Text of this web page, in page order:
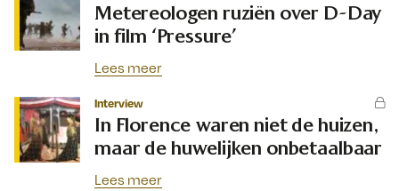
Metereologen ruziën over D-Day
in film ‘Pressure’
Lees meer
Interview
In Florence waren niet de huizen,
maar de huwelijken onbetaalbaar
Lees meer